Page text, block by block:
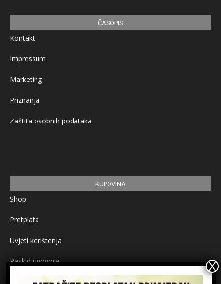
ČASOPIS
Kontakt
Impressum
Marketing
Priznanja
Zaštita osobnih podataka
KUPOVINA
Shop
Pretplata
Uvjeti korištenja
Raskid ugovora
Načini plaćanja